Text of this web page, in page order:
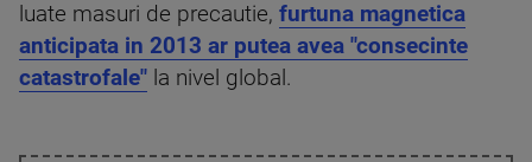
luate masuri de precautie, furtuna magnetica
anticipata in 2013 ar putea avea "consecinte
catastrofale" la nivel global.